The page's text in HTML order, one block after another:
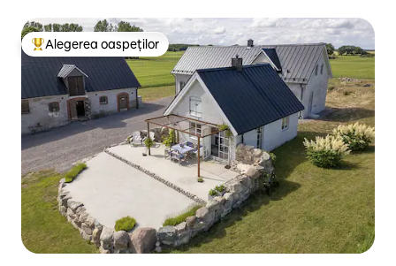
Locuință din topul categoriei Alegerea oaspeților
Alegerea oaspeților